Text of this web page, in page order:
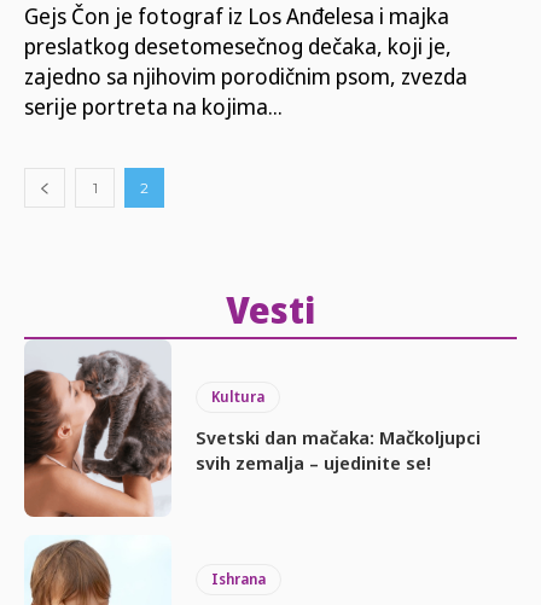
Gejs Čon je fotograf iz Los Anđelesa i majka
preslatkog desetomesečnog dečaka, koji je,
zajedno sa njihovim porodičnim psom, zvezda
serije portreta na kojima...
1 2
Vesti
Kultura
Svetski dan mačaka: Mačkoljupci
svih zemalja – ujedinite se!
Ishrana